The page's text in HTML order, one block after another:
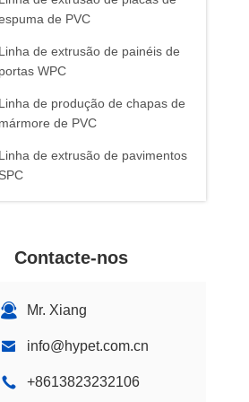
de PVC
Linha de extrusão de painéis de
portas WPC
Linha de produção de chapas de
mármore de PVC
Linha de extrusão de pavimentos
SPC
plásticos
Contacte-nos
Mr. Xiang
info@hypet.com.cn
+8613823232106